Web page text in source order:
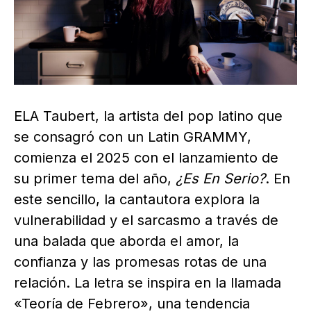
ELA Taubert, la artista del pop latino que
se consagró con un Latin GRAMMY,
comienza el 2025 con el lanzamiento de
su primer tema del año, ¿Es En Serio?. En
este sencillo, la cantautora explora la
vulnerabilidad y el sarcasmo a través de
una balada que aborda el amor, la
confianza y las promesas rotas de una
relación. La letra se inspira en la llamada
«Teoría de Febrero», una tendencia